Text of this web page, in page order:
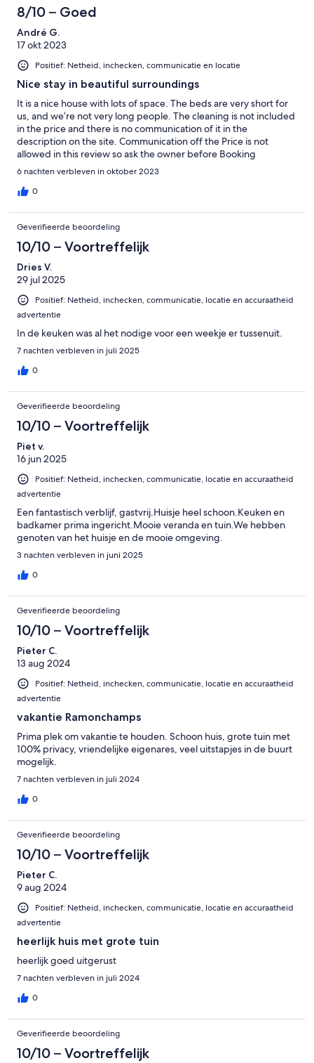
8/10 – Goed
André G.
17 okt 2023
Positief: Netheid, inchecken, communicatie en locatie
Nice stay in beautiful surroundings
It is a nice house with lots of space. The beds are very short for
us, and we’re not very long people. The cleaning is not included
in the price and there is no communication of it in the
description on the site. Communication off the Price is not
allowed in this review so ask the owner before Booking
6 nachten verbleven in oktober 2023
0
Geverifieerde beoordeling
10/10 – Voortreffelijk
Dries V.
29 jul 2025
Positief: Netheid, inchecken, communicatie, locatie en accuraatheid
advertentie
In de keuken was al het nodige voor een weekje er tussenuit.
7 nachten verbleven in juli 2025
0
Geverifieerde beoordeling
10/10 – Voortreffelijk
Piet v.
16 jun 2025
Positief: Netheid, inchecken, communicatie, locatie en accuraatheid
advertentie
Een fantastisch verblijf, gastvrij.Huisje heel schoon.Keuken en
badkamer prima ingericht.Mooie veranda en tuin.We hebben
genoten van het huisje en de mooie omgeving.
3 nachten verbleven in juni 2025
0
Geverifieerde beoordeling
10/10 – Voortreffelijk
Pieter C.
13 aug 2024
Positief: Netheid, inchecken, communicatie, locatie en accuraatheid
advertentie
vakantie Ramonchamps
Prima plek om vakantie te houden. Schoon huis, grote tuin met
100% privacy, vriendelijke eigenares, veel uitstapjes in de buurt
mogelijk.
7 nachten verbleven in juli 2024
0
Geverifieerde beoordeling
10/10 – Voortreffelijk
Pieter C.
9 aug 2024
Positief: Netheid, inchecken, communicatie, locatie en accuraatheid
advertentie
heerlijk huis met grote tuin
heerlijk goed uitgerust
7 nachten verbleven in juli 2024
0
Geverifieerde beoordeling
10/10 – Voortreffelijk